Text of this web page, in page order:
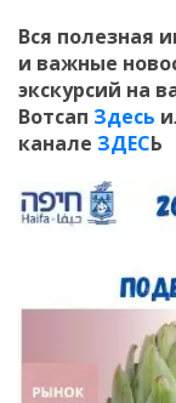
Вся полезная
и важные
экскурсий на
Вотсап Здесь
канале ЗДЕСЬ